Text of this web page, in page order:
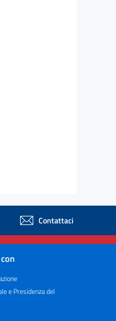
Contattaci
e Presidenza del